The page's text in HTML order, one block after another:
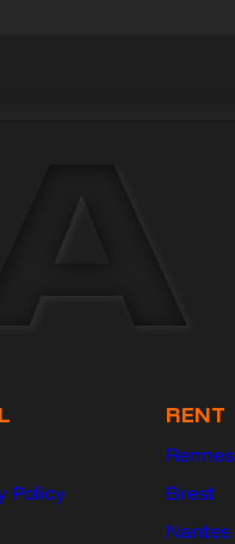
Policy
RENT
Rennes
Brest
Nantes